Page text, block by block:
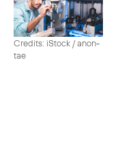
Credits: iStock / anon-
tae